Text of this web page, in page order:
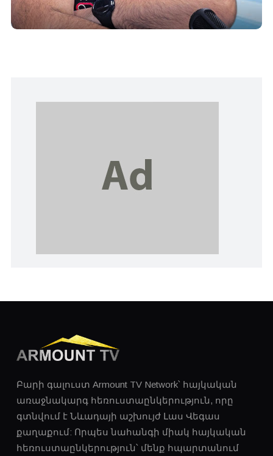
Բարի գալուստ Armount TV Network՝ հայկական
առաջնակարգ հեռուստաընկերություն, որը
գտնվում է Նևադայի աշխույժ Լաս ​​Վեգաս
քաղաքում: Որպես նահանգի միակ հայկական
հեռուստաընկերություն՝ մենք հպարտանում